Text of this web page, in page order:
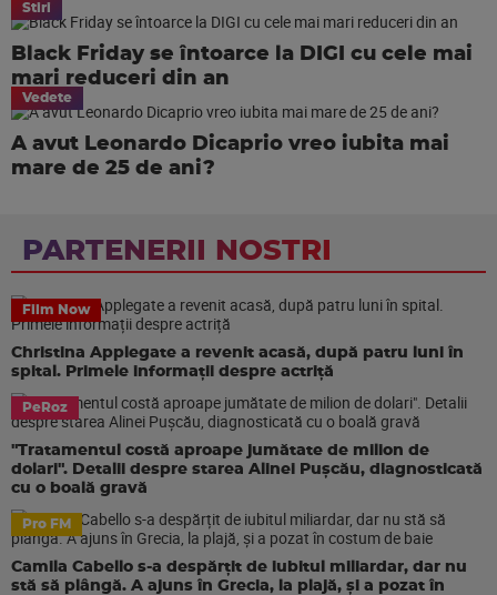
Stiri
Black Friday se întoarce la DIGI cu cele mai
mari reduceri din an
Vedete
A avut Leonardo Dicaprio vreo iubita mai
mare de 25 de ani?
PARTENERII NOSTRI
Film Now
Christina Applegate a revenit acasă, după patru luni în
spital. Primele informații despre actriță
PeRoz
"Tratamentul costă aproape jumătate de milion de
dolari". Detalii despre starea Alinei Pușcău, diagnosticată
cu o boală gravă
Pro FM
Camila Cabello s-a despărțit de iubitul miliardar, dar nu
stă să plângă. A ajuns în Grecia, la plajă, și a pozat în